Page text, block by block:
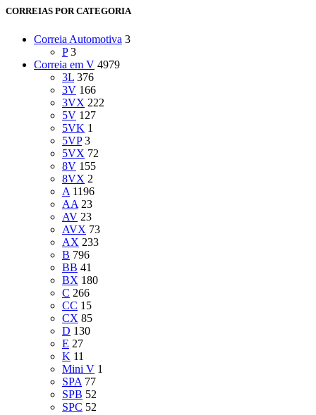
CORREIAS POR CATEGORIA
Correia Automotiva 3
P 3
Correia em V 4979
3L 376
3V 166
3VX 222
5V 127
5VK 1
5VP 3
5VX 72
8V 155
8VX 2
A 1196
AA 23
AV 23
AVX 73
AX 233
B 796
BB 41
BX 180
C 266
CC 15
CX 85
D 130
E 27
K 11
Mini V 1
SPA 77
SPB 52
SPC 52